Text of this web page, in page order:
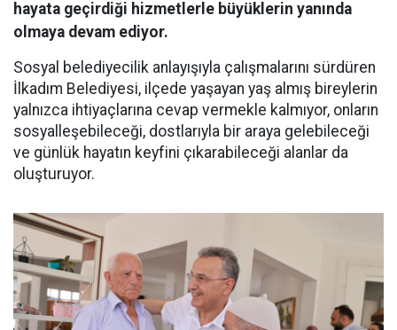
hayata geçirdiği hizmetlerle büyüklerin yanında
olmaya devam ediyor.
Sosyal belediyecilik anlayışıyla çalışmalarını sürdüren
İlkadım Belediyesi, ilçede yaşayan yaş almış bireylerin
yalnızca ihtiyaçlarına cevap vermekle kalmıyor, onların
sosyalleşebileceği, dostlarıyla bir araya gelebileceği
ve günlük hayatın keyfini çıkarabileceği alanlar da
oluşturuyor.